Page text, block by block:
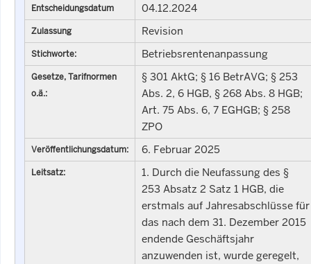
Entscheidungsdatum 04.12.2024
Zulassung Revision
Stichworte: Betriebsrentenanpassung
Gesetze, Tarifnormen
o.ä.:
§ 301 AktG; § 16 BetrAVG; § 253
Abs. 2, 6 HGB, § 268 Abs. 8 HGB;
Art. 75 Abs. 6, 7 EGHGB; § 258
ZPO
Veröffentlichungsdatum: 6. Februar 2025
Leitsatz:
1. Durch die Neufassung des §
253 Absatz 2 Satz 1 HGB, die
erstmals auf Jahresabschlüsse für
das nach dem 31. Dezember 2015
endende Geschäftsjahr
anzuwenden ist, wurde geregelt,